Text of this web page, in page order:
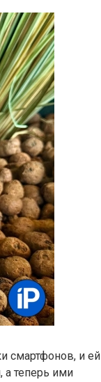
смартфонов, и ей
а теперь ими